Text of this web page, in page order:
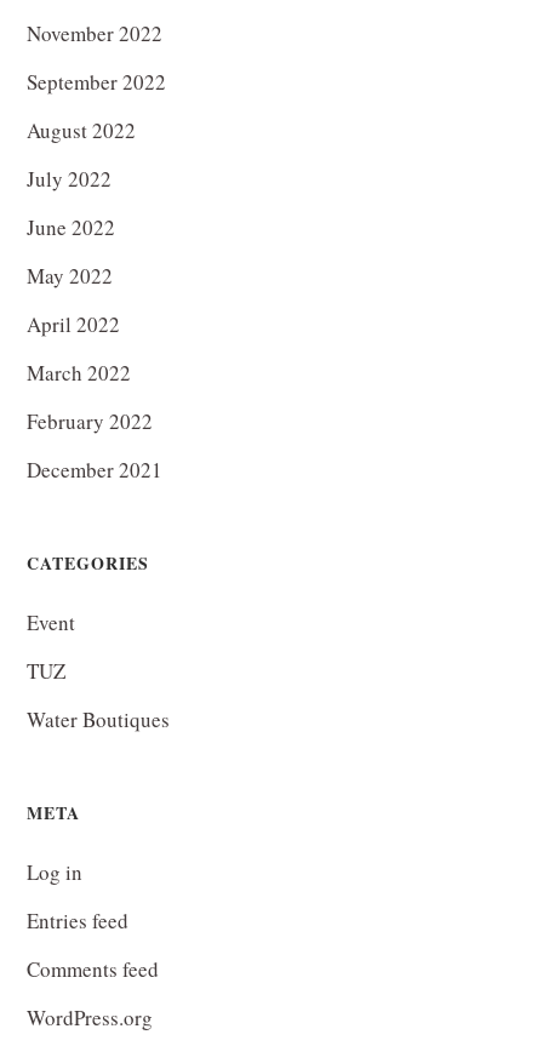
November 2022
September 2022
August 2022
July 2022
June 2022
May 2022
April 2022
March 2022
February 2022
December 2021
CATEGORIES
Event
TUZ
Water Boutiques
META
Log in
Entries feed
Comments feed
WordPress.org